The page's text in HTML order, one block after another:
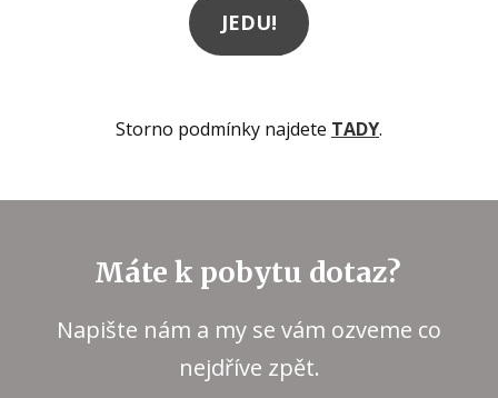
JEDU!
Storno podmínky najdete TADY.
Máte k pobytu dotaz?
Napište nám a my se vám ozveme co
nejdříve zpět.